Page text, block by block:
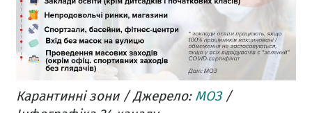
Карантинні зони / Джерело: МОЗ /